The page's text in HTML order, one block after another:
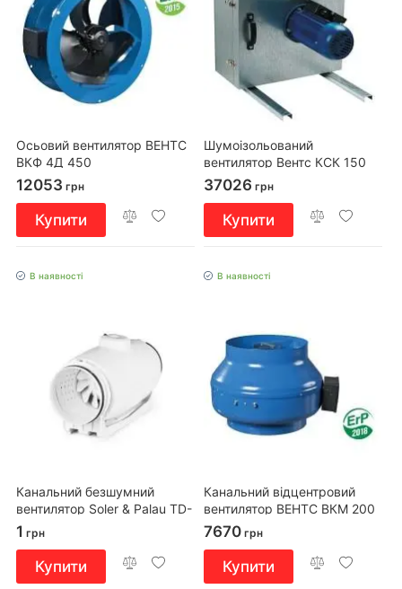
Осьовий вентилятор ВЕНТС
ВКФ 4Д 450
12053 грн
Купити
Шумоізольований
вентилятор Вентс КСК 150
4Д
37026 грн
Купити
В наявності
Канальний безшумний
вентилятор Soler & Palau TD-
1000/200 Silent
1 грн
Купити
В наявності
Канальний відцентровий
вентилятор ВЕНТС ВКМ 200
7670 грн
Купити